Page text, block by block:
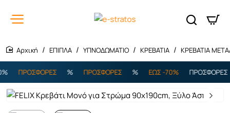
ΕΠΙΠΛΑ ΥΠΝΟΔΩΜΑΤΙΟ ΚΡΕΒΑΤΙΑ ΚΡΕΒΑΤΙΑ
ΠΡΟΣΦΟΡΕΣ ΠΡΟΣΦΟΡΕΣ ΕΩΣ -70% ΠΡΟΣΦΟΡΕΣ